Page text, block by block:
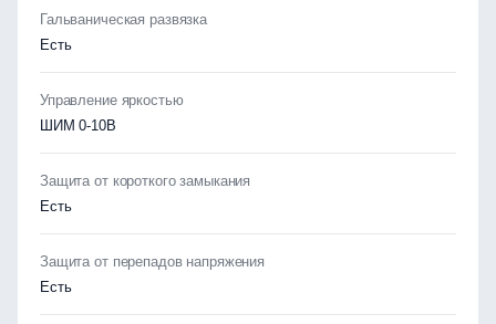
Гальваническая развязка
Есть
Управление яркостью
ШИМ 0-10В
Защита от короткого замыкания
Есть
Защита от перепадов напряжения
Есть